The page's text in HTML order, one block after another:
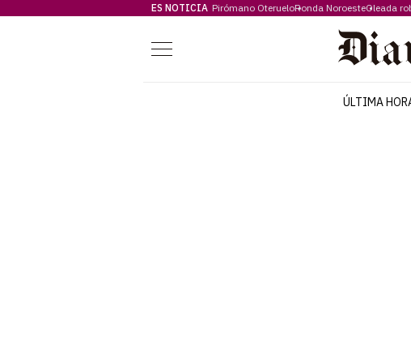
ES NOTICIA Pirómano OterueloRonda NoroesteOleada
Menú
ÚLTIMA